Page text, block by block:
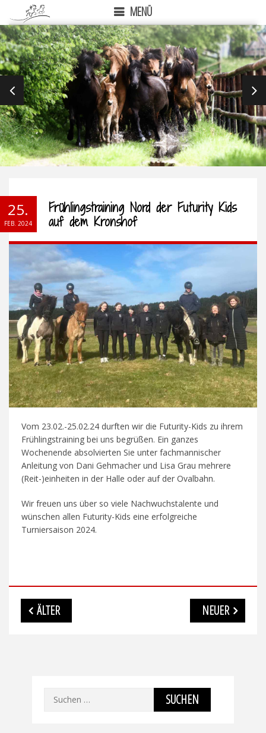
MENÜ
PREVIOUS
25.
FEB. 2024
Frühlingstraining Nord der Futurity Kids
auf dem Kronshof
Vom 23.02.-25.02.24 durften wir die Futurity-Kids zu ihrem
Frühlingstraining bei uns begrüßen. Ein ganzes
Wochenende absolvierten Sie unter fachmannischer
Anleitung von Dani Gehmacher und Lisa Grau mehrere
(Reit-)einheiten in der Halle oder auf der Ovalbahn.
Wir freuen uns über so viele Nachwuchstalente und
wünschen allen Futurity-Kids eine erfolgreiche
Turniersaison 2024.
Beitragsnavigation
ÄLTER NEUER
Suchen